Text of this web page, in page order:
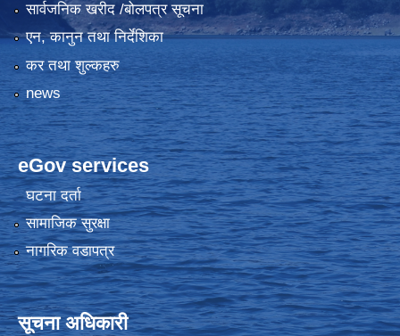
सार्वजनिक खरीद /बोलपत्र सूचना
एन, कानुन तथा निर्देशिका
कर तथा शुल्कहरु
news
eGov services
घटना दर्ता
सामाजिक सुरक्षा
नागरिक वडापत्र
सूचना अधिकारी